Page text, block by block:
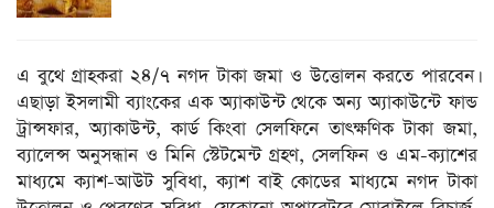
এ বুথে গ্রাহকরা ২৪/৭ নগদ টাকা জমা ও উত্তোলন করতে পারবেন।
এছাড়া ইসলামী ব্যাংকের এক অ্যাকাউন্ট থেকে অন্য অ্যাকাউন্টে ফান্ড
ট্রান্সফার, অ্যাকাউন্ট, কার্ড কিংবা সেলফিনে তাৎক্ষণিক টাকা জমা,
ব্যালেন্স অনুসন্ধান ও মিনি স্টেটমেন্ট গ্রহণ, সেলফিন ও এম-ক্যাশের
মাধ্যমে ক্যাশ-আউট সুবিধা, ক্যাশ বাই কোডের মাধ্যমে নগদ টাকা